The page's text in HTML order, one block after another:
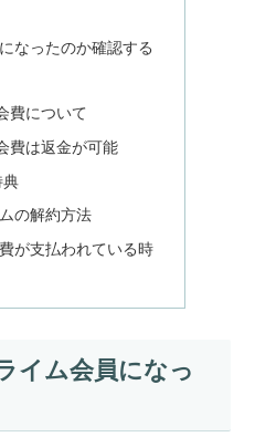
なったのか確認する
費について
費は返金が可能
典
の解約方法
が支払われている時
イム会員になっ